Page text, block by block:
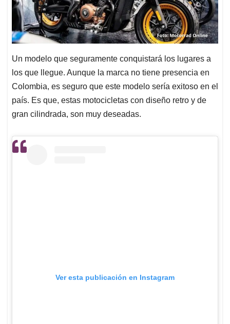
Un modelo que seguramente conquistará los lugares a
los que llegue. Aunque la marca no tiene presencia en
Colombia, es seguro que este modelo sería exitoso en el
país. Es que, estas motocicletas con diseño retro y de
gran cilindrada, son muy deseadas.
Ver esta publicación en Instagram